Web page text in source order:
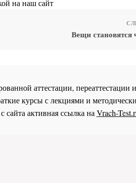
на наш сайт
Вещи становятся
аттестации,
курсы с лекциями и
активная ссылка наVrach-